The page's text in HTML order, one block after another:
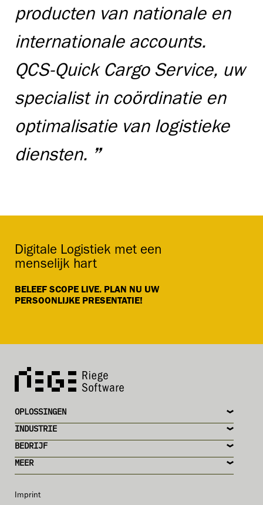
producten van nationale en
internationale accounts.
QCS-Quick Cargo Service, uw
specialist in coördinatie en
optimalisatie van logistieke
diensten. ”
BELEEF SCOPE LIVE. PLAN NU UW
PERSOONLIJKE PRESENTATIE!
Digitale Logistiek met een
menselijk hart
MEER
BEDRIJF
INDUSTRIE
OPLOSSINGEN
Imprint